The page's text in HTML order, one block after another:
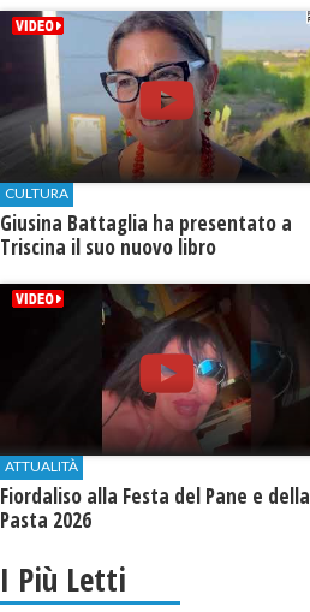
CULTURA
Giusina Battaglia ha presentato a
Triscina il suo nuovo libro
ATTUALITÀ
Fiordaliso alla Festa del Pane e della
Pasta 2026
I Più Letti